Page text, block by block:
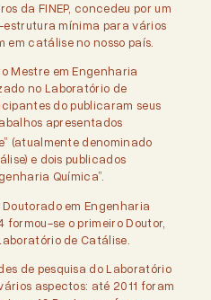
da FINEP, concedeu por um
mínima para vários
em catálise no nosso país.
Mestre em Engenharia
no Laboratório de
do publicaram seus
apresentados
(atualmente denominado
e dois publicados
Química”.
em Engenharia
formou-se o primeiro Doutor,
de Catálise.
de pesquisa do Laboratório
aspectos: até 2011 foram